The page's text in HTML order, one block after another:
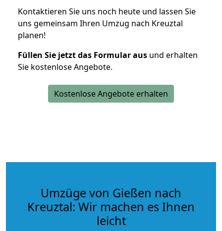
Kontaktieren Sie uns noch heute und lassen Sie
uns gemeinsam Ihren Umzug nach Kreuztal
planen!
Füllen Sie jetzt das Formular aus und erhalten
Sie kostenlose Angebote.
Kostenlose Angebote erhalten
Umzüge von Gießen nach
Kreuztal: Wir machen es Ihnen
leicht